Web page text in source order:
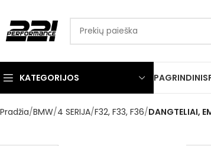
KATEGORIJOS PAGRINDINIS
Pradžia BMW 4 SERIJA F32, F33, F36 DANGTELIAI,